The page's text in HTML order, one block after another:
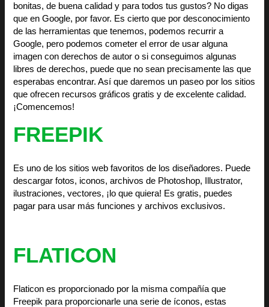
bonitas, de buena calidad y para todos tus gustos? No digas
que en Google, por favor. Es cierto que por desconocimiento
de las herramientas que tenemos, podemos recurrir a
Google, pero podemos cometer el error de usar alguna
imagen con derechos de autor o si conseguimos algunas
libres de derechos, puede que no sean precisamente las que
esperabas encontrar. Así que daremos un paseo por los sitios
que ofrecen recursos gráficos gratis y de excelente calidad.
¡Comencemos!
FREEPIK
Es uno de los sitios web favoritos de los diseñadores. Puede
descargar fotos, iconos, archivos de Photoshop, Illustrator,
ilustraciones, vectores, ¡lo que quiera! Es gratis, puedes
pagar para usar más funciones y archivos exclusivos.
FLATICON
Flaticon es proporcionado por la misma compañía que
Freepik para proporcionarle una serie de íconos, estas